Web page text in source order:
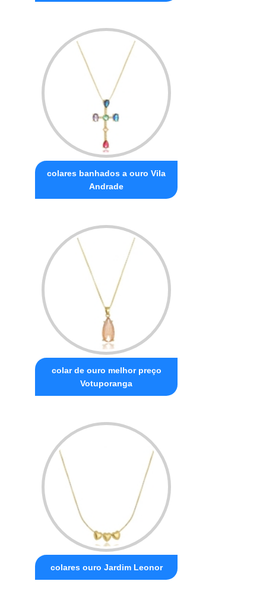
colares banhados a ouro Vila
Andrade
colar de ouro melhor preço
Votuporanga
colares ouro Jardim Leonor